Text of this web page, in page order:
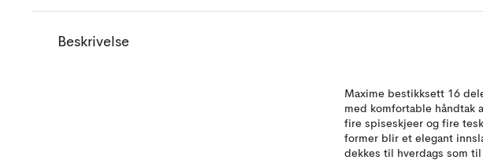
Beskrivelse
Maxime bestikksett 16
med komfortable håndtak
fire spiseskjeer og fire
former blir et elegant
dekkes til hverdags som